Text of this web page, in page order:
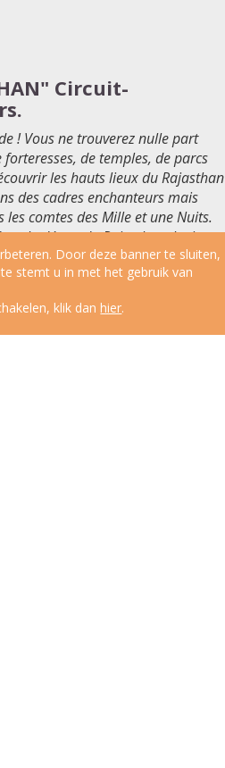
Circuit-
! Vous ne trouverez nulle part
de temples, de parcs
les hauts lieux du Rajasthan
des cadres enchanteurs mais
comtes des Mille et une Nuits.
le désert du Rajasthan, le tigre
’une piste du parc de
qui s’offrentàvous, dont vous
Door deze banner te sluiten,
stemt u in met het gebruik van
klik danhier.